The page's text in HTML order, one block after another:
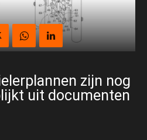
zijn nog
uit documenten